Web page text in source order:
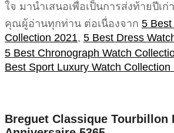
ใจ มานำเสนอเพื่อเป็นการส่งท้ายปีเ
คุณผู้อ่านทุกท่าน ต่อเนื่องจาก 5 Best
Collection 2021, 5 Best Dress
5 Best Chronograph Watch
Best Sport Luxury Watch Collection
Breguet Classique Tourbillon